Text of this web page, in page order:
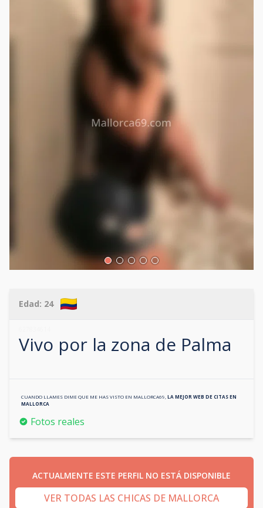
Edad: 24
Vivo por la zona de Palma
CUANDO LLAMES DIME QUE ME HAS VISTO EN MALLORCA69 LA MEJOR WEB DE CITAS EN
MALLORCA
Fotos reales
ACTUALMENTE ESTE PERFIL NO ESTÁ DISPONIBLE
VER TODAS LAS CHICAS DE MALLORCA